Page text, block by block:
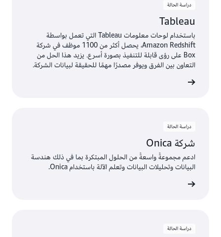
دراسة الحالة
Tableau
باستخدام لوحات معلومات Tableau التي تعمل بواسطة
Amazon Redshift، يحصل أكثر من 1100 موظف في شركة
Box على رؤى قابلة للتنفيذ بصورة أسرع. يزيد هذا الحل من
التعاون بين الفرق ويوفر مصدرًا مهمًا للحقيقة لبيانات الشركة.
دراسة الحالة
شركة Onica
ادعم مجموعةً واسعةً من الحلول المبتكرة بما في ذلك هندسة
البيانات وتحليلات البيانات وتعلم الآلة باستخدام Onica.
دراسة الحالة